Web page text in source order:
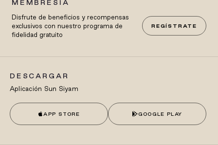
MEMBRESÍA
Disfrute de beneficios y recompensas
exclusivos con nuestro programa de
fidelidad gratuito
REGÍSTRATE
DESCARGAR
Aplicación Sun Siyam
APP STORE GOOGLE PLAY